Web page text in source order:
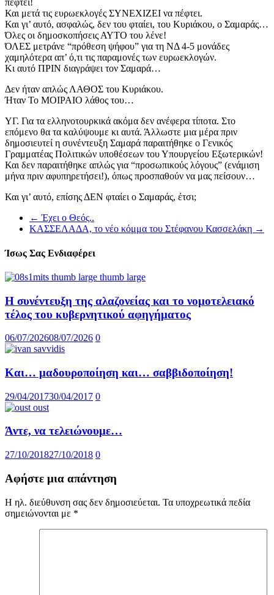
πέφτει!
Και μετά τις ευρωεκλογές ΣΥΝΕΧΙΖΕΙ να πέφτει.
Και γι’ αυτό, ασφαλώς, δεν του φταίει, του Κυριάκου, ο Σαμαράς…
Όλες οι δημοσκοπήσεις ΑΥΤΟ του λένε!
ΌΛΕΣ μετράνε “πρόθεση ψήφου” για τη ΝΔ 4-5 μονάδες
χαμηλότερα απ’ ό,τι τις παραμονές των ευρωεκλογών.
Κι αυτό ΠΡΙΝ διαγράψει τον Σαμαρά…
Δεν ήταν απλώς ΛΑΘΟΣ του Κυριάκου.
Ήταν Το ΜΟΙΡΑΙΟ λάθος του…
ΥΓ. Για τα ελληνοτουρκικά ακόμα δεν ανέφερα τίποτα. Στο
επόμενο θα τα καλύψουμε κι αυτά. Άλλωστε μια μέρα πριν
δημοσιευτεί η συνέντευξη Σαμαρά παραιτήθηκε ο Γενικός
Γραμματέας Πολιτικών υποθέσεων του Υπουργείου Εξωτερικών!
Και δεν παραιτήθηκε απλώς για “προσωπικούς λόγους” (ενάμιση
μήνα πριν αφυπηρετήσει!), όπως προσπαθούν να μας πείσουν…
Και γι’ αυτό, επίσης ΔΕΝ φταίει ο Σαμαράς, έτσι;
← Έχει ο Θεός..
ΚΑΣΣΕΛΑΔΑ, το νέο κόμμα του Στέφανου Κασσελάκη →
Ίσως Σας Ενδιαφέρει
Η συνέντευξη της αλαζονείας και το νομοτελειακό
τέλος του κυβερνητικού αφηγήματος
06/07/202608/07/2026 0
Και… μαδουροποίηση και… σαββιδοποίηση!
29/04/201730/04/2017 0
Άντε, να τελειώνουμε…
27/10/201827/10/2018 0
Αφήστε μια απάντηση
Η ηλ. διεύθυνση σας δεν δημοσιεύεται. Τα υποχρεωτικά πεδία
σημειώνονται με *